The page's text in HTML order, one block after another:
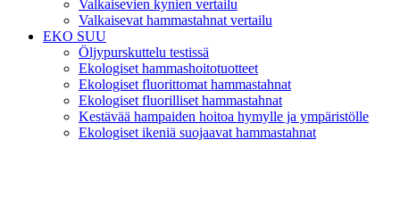
Valkaisevien kynien vertailu
Valkaisevat hammastahnat vertailu
EKO SUU
Öljypurskuttelu testissä
Ekologiset hammashoitotuotteet
Ekologiset fluorittomat hammastahnat
Ekologiset fluorilliset hammastahnat
Kestävää hampaiden hoitoa hymylle ja ympäristölle
Ekologiset ikeniä suojaavat hammastahnat